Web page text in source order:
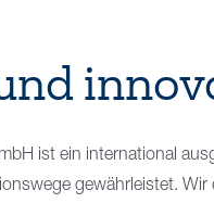
ist ein international
gewährleistet.